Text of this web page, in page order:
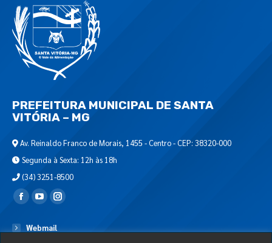
PREFEITURA MUNICIPAL DE SANTA
VITÓRIA – MG
Av. Reinaldo Franco de Morais, 1455 - Centro - CEP: 38320-000
Segunda à Sexta: 12h às 18h
(34) 3251-8500
Encontre-nos em:
Webmail